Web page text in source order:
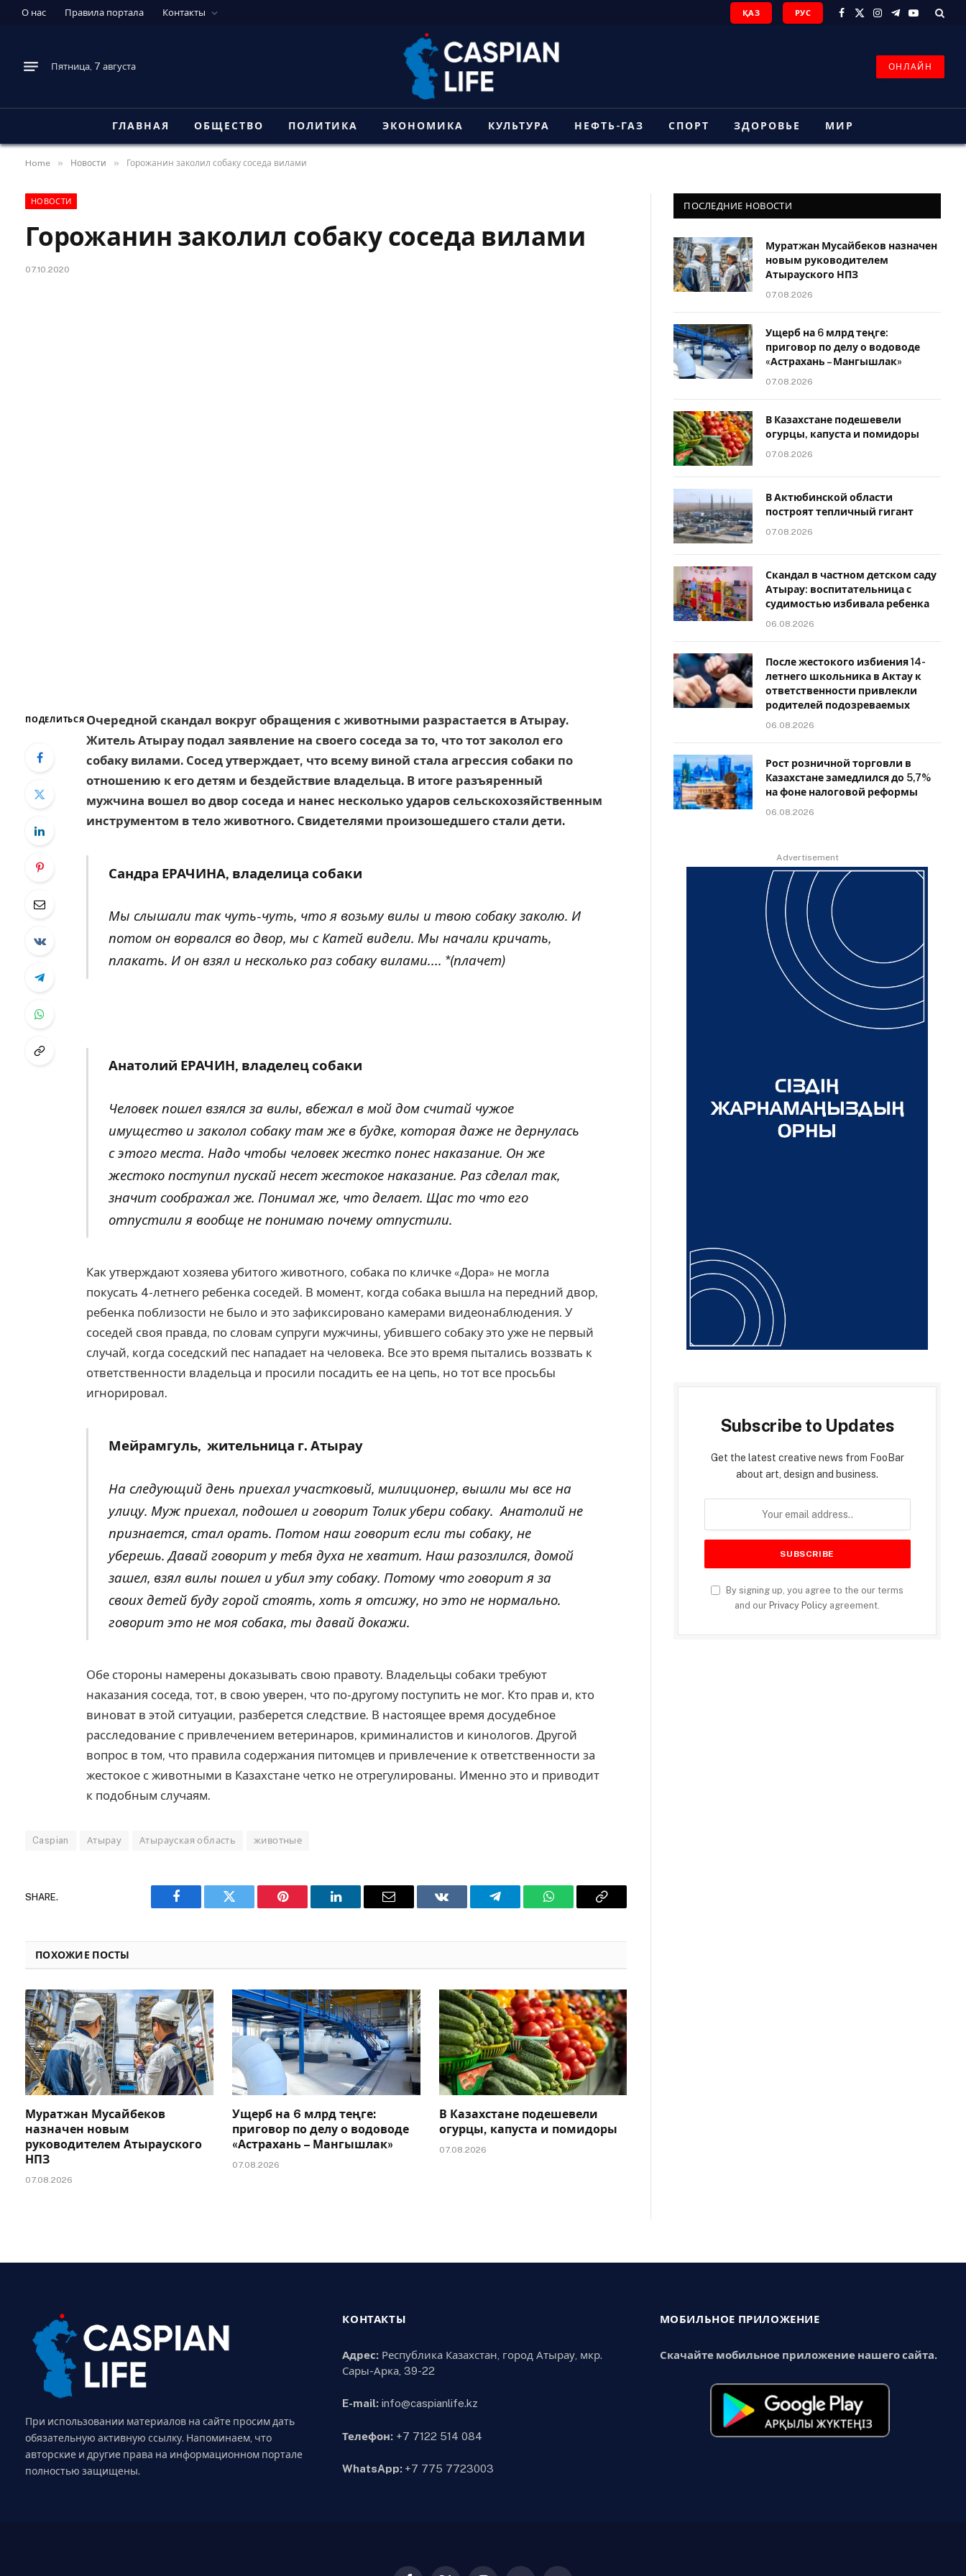
О нас Правила портала Контакты ҚАЗ РУС
Facebook
X
Instagram
Telegram
YouTube
Пятница, 7 августа ОНЛАЙН
ГЛАВНАЯ ОБЩЕСТВО ПОЛИТИКА ЭКОНОМИКА КУЛЬТУРА НЕФТЬ-ГАЗ СПОРТ ЗДОРОВЬЕ МИР
Home » Новости » Горожанин заколил собаку соседа вилами
НОВОСТИ
Горожанин заколил собаку соседа вилами
07.10.2020
ПОДЕЛИТЬСЯ Очередной скандал вокруг обращения с животными разрастается в Атырау.
Житель Атырау подал заявление на своего соседа за то, что тот заколол его
собаку вилами. Сосед утверждает, что всему виной стала агрессия собаки по
отношению к его детям и бездействие владельца. В итоге разъяренный
мужчина вошел во двор соседа и нанес несколько ударов сельскохозяйственным
инструментом в тело животного. Свидетелями произошедшего стали дети.
Сандра ЕРАЧИНА, владелица собаки
Мы слышали так чуть-чуть, что я возьму вилы и твою собаку заколю. И
потом он ворвался во двор, мы с Катей видели. Мы начали кричать,
плакать. И он взял и несколько раз собаку вилами…. *(плачет)
Анатолий ЕРАЧИН, владелец собаки
Человек пошел взялся за вилы, вбежал в мой дом считай чужое
имущество и заколол собаку там же в будке, которая даже не дернулась
с этого места. Надо чтобы человек жестко понес наказание. Он же
жестоко поступил пускай несет жестокое наказание. Раз сделал так,
значит соображал же. Понимал же, что делает. Щас то что его
отпустили я вообще не понимаю почему отпустили.
Как утверждают хозяева убитого животного, собака по кличке «Дора» не могла
покусать 4-летнего ребенка соседей. В момент, когда собака вышла на передний двор,
ребенка поблизости не было и это зафиксировано камерами видеонаблюдения. У
соседей своя правда, по словам супруги мужчины, убившего собаку это уже не первый
случай, когда соседский пес нападает на человека. Все это время пытались воззвать к
ответственности владельца и просили посадить ее на цепь, но тот все просьбы
игнорировал.
Мейрамгуль, жительница г. Атырау
На следующий день приехал участковый, милиционер, вышли мы все на
улицу. Муж приехал, подошел и говорит Толик убери собаку. Анатолий не
признается, стал орать. Потом наш говорит если ты собаку, не
уберешь. Давай говорит у тебя духа не хватит. Наш разозлился, домой
зашел, взял вилы пошел и убил эту собаку. Потому что говорит я за
своих детей буду горой стоять, хоть я отсижу, но это не нормально.
говорит это не моя собака, ты давай докажи.
Обе стороны намерены доказывать свою правоту. Владельцы собаки требуют
наказания соседа, тот, в свою уверен, что по-другому поступить не мог. Кто прав и, кто
виноват в этой ситуации, разберется следствие. В настоящее время досудебное
расследование с привлечением ветеринаров, криминалистов и кинологов. Другой
вопрос в том, что правила содержания питомцев и привлечение к ответственности за
жестокое с животными в Казахстане четко не отрегулированы. Именно это и приводит
к подобным случаям.
Caspian Атырау Атырауская область животные
SHARE.
Facebook Twitter Pinterest LinkedIn Email VKontakteTelegram WhatsAppCopy
ПОХОЖИЕ ПОСТЫ
Муратжан Мусайбеков
назначен новым
руководителем Атырауского
НПЗ
07.08.2026
Ущерб на 6 млрд теңге:
приговор по делу о водоводе
«Астрахань – Мангышлак»
07.08.2026
В Казахстане подешевели
огурцы, капуста и помидоры
07.08.2026
ПОСЛЕДНИЕ НОВОСТИ
Муратжан Мусайбеков назначен
новым руководителем
Атырауского НПЗ
07.08.2026
Ущерб на 6 млрд теңге:
приговор по делу о водоводе
«Астрахань – Мангышлак»
07.08.2026
В Казахстане подешевели
огурцы, капуста и помидоры
07.08.2026
В Актюбинской области
построят тепличный гигант
07.08.2026
Скандал в частном детском саду
Атырау: воспитательница с
судимостью избивала ребенка
06.08.2026
После жестокого избиения 14-
летнего школьника в Актау к
ответственности привлекли
родителей подозреваемых
06.08.2026
Рост розничной торговли в
Казахстане замедлился до 5,7%
на фоне налоговой реформы
06.08.2026
Advertisement
Subscribe to Updates
Get the latest creative news from FooBar
about art, design and business.
By signing up, you agree to the our terms
and our Privacy Policy agreement.
При использовании материалов на сайте просим дать
обязательную активную ссылку. Напоминаем, что
авторские и другие права на информационном портале
полностью защищены.
КОНТАКТЫ
Адрес: Республика Казахстан, город Атырау, мкр.
Сары-Арка, 39-22
E-mail: info@caspianlife.kz
Телефон: +7 7122 514 084
WhatsApp: +7 775 7723003
МОБИЛЬНОЕ ПРИЛОЖЕНИЕ
Скачайте мобильное приложение нашего сайта.